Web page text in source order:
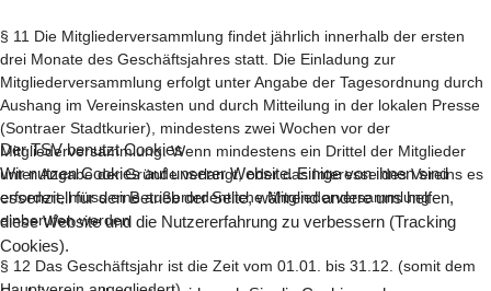
§ 11 Die Mitgliederversammlung findet jährlich innerhalb der ersten
drei Monate des Geschäftsjahres statt. Die Einladung zur
Mitgliederversammlung erfolgt unter Angabe der Tagesordnung durch
Aushang im Vereinskasten und durch Mitteilung in der lokalen Presse
(Sontraer Stadtkurier), mindestens zwei Wochen vor der
Mitgliederversammlung. Wenn mindestens ein Drittel der Mitglieder
unter Angabe der Gründe verlangt, oder das Interesse des Vereins es
erfordert, muss eine außerordentliche Mitgliederversammlung
einberufen werden
§ 12 Das Geschäftsjahr ist die Zeit vom 01.01. bis 31.12. (somit dem
Der TSV benutzt Cookies
Wir nutzen Cookies auf unserer Website. Einige von ihnen sind
essenziell für den Betrieb der Seite, während andere uns helfen,
diese Website und die Nutzererfahrung zu verbessern (Tracking
Cookies).